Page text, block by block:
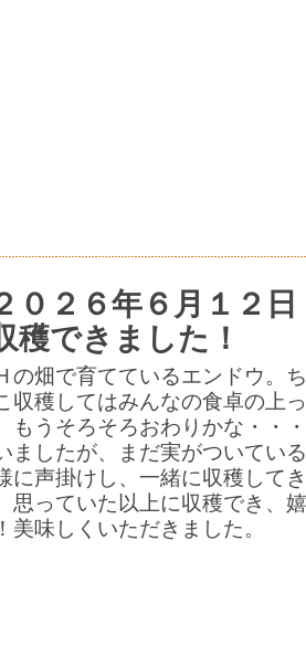
０２６年６月１２日
穫できました！
の畑で育てているエンドウ。
収穫してはみんなの食卓の上
もうそろそろおわりかな・・
ましたが、まだ実がついてい
に声掛けし、一緒に収穫して
思っていた以上に収穫でき、
美味しくいただきました。